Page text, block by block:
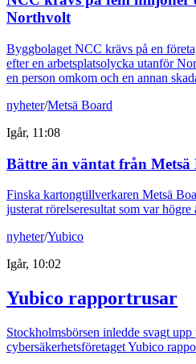
Northvolt
Byggbolaget NCC krävs på en
efter en arbetsplatsolycka utanför
en person omkom och en annan
nyheter/Metsä Board
Igår, 11:08
Bättre än väntat från Metsä
Finska kartongtillverkaren Metsä
justerat rörelseresultat som var
nyheter/Yubico
Igår, 10:02
Yubico rapportrusar
Stockholmsbörsen inledde svagt upp
cybersäkerhetsföretaget Yubico